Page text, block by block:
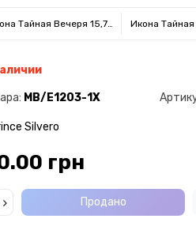
Тайная Вечеря 15,7x23,2см в
Икона
MB/E1203-1X
Silvero
грн
Продано